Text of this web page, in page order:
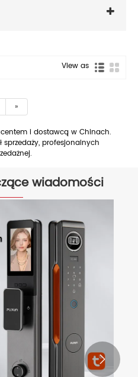
View as
»
i dostawcą w Chinach.
sprzedaży, profesjonalnych
wiadomości
